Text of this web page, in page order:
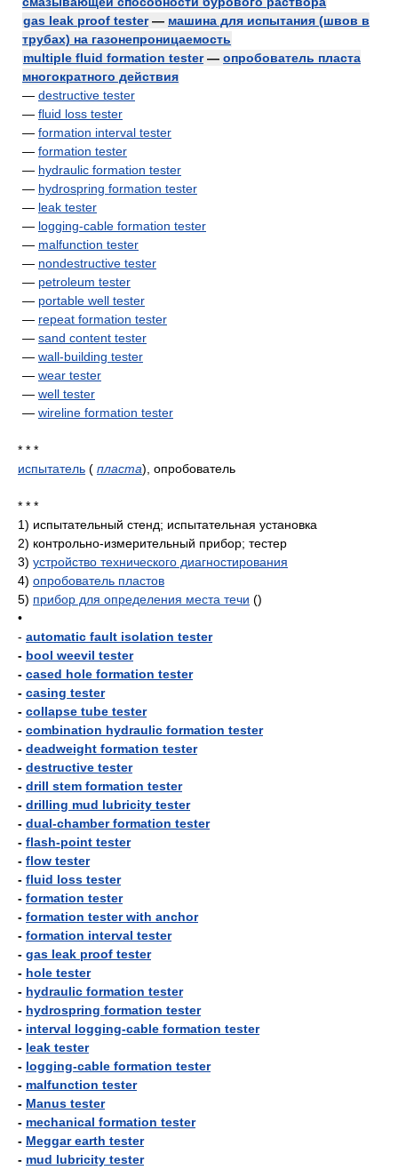
gas leak proof tester— машина для испытания (швов в
трубах) на газонепроницаемость
multiple fluid formation tester— опробователь пласта
многократного действия
— destructive tester
— fluid loss tester
— formation interval tester
— formation tester
— hydraulic formation tester
— hydrospring formation tester
— leak tester
— logging-cable formation tester
— malfunction tester
— nondestructive tester
— petroleum tester
— portable well tester
— repeat formation tester
— sand content tester
— wall-building tester
— wear tester
— well tester
— wireline formation tester
* * *
испытатель ( пласта) , опробователь
* * *
1) испытательный стенд; испытательная установка
2) контрольно-измерительный прибор; тестер
3) устройство технического диагностирования
4) опробователь пластов
5) прибор для определения места течи ()
•
- automatic fault isolation tester
- bool weevil tester
- cased hole formation tester
- casing tester
- collapse tube tester
- combination hydraulic formation tester
- deadweight formation tester
- destructive tester
- drill stem formation tester
- drilling mud lubricity tester
- dual-chamber formation tester
- flash-point tester
- flow tester
- fluid loss tester
- formation tester
- formation tester with anchor
- formation interval tester
- gas leak proof tester
- hole tester
- hydraulic formation tester
- hydrospring formation tester
- interval logging-cable formation tester
- leak tester
- logging-cable formation tester
- malfunction tester
- Manus tester
- mechanical formation tester
- Meggar earth tester
- mud lubricity tester